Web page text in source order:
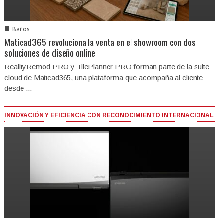
■ Baños
Maticad365 revoluciona la venta en el showroom con dos
soluciones de diseño online
RealityRemod PRO y TilePlanner PRO forman parte de la suite
cloud de Maticad365, una plataforma que acompaña al cliente
desde ...
INNOVACIÓN Y EFICIENCIA CON RECONOCIMIENTO INTERNACIONAL